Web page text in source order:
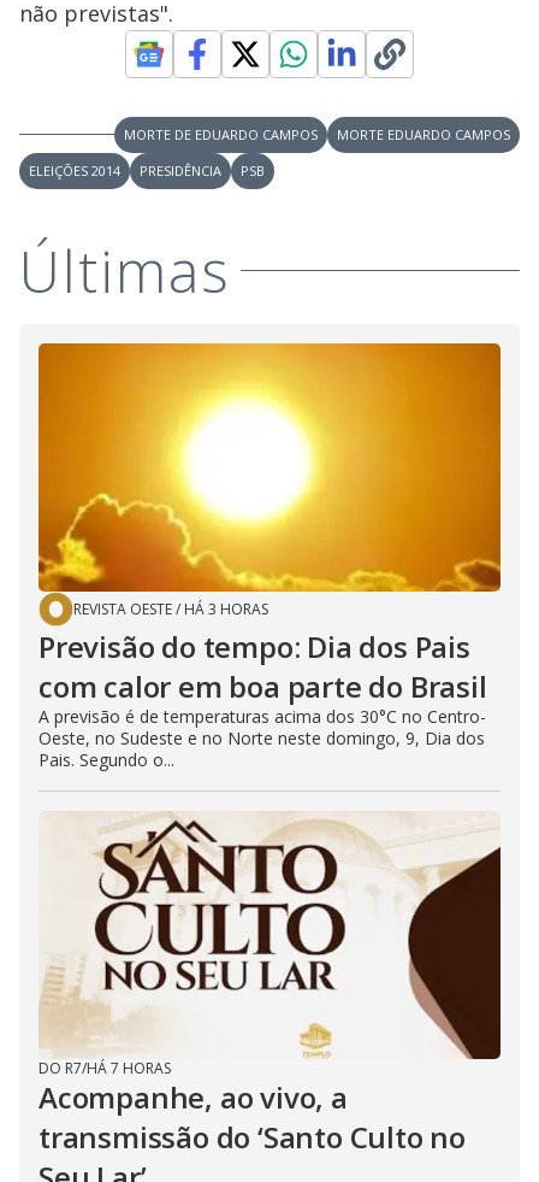
não previstas".
MORTE DE EDUARDO CAMPOS
MORTE EDUARDO CAMPOS
ELEIÇÕES 2014
PRESIDÊNCIA PSB
Últimas
REVISTA OESTE/ HÁ 3 HORAS
Previsão do tempo: Dia dos Pais
com calor em boa parte do Brasil
A previsão é de temperaturas acima dos 30°C no Centro-
Oeste, no Sudeste e no Norte neste domingo, 9, Dia dos
Pais. Segundo o...
DO R7/HÁ 7 HORAS
Acompanhe, ao vivo, a
transmissão do ‘Santo Culto no